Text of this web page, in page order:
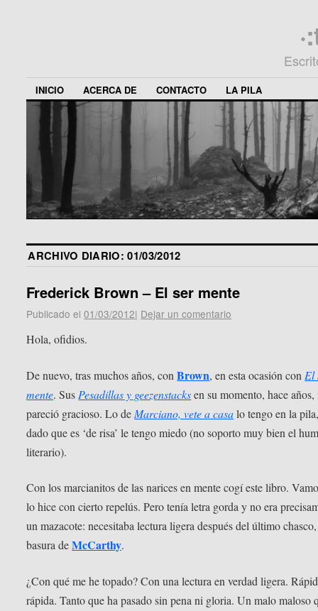
INICIO ACERCA DE CONTACTO LA PILA
ARCHIVO DIARIO:01/03/2012
Frederick Brown – El ser mente
Publicado el 01/03/2012| Dejar un comentario
Hola, ofidios.
De nuevo, tras muchos años, conBrown, en esta ocasión con El
mente. Sus Pesadillas y geezenstacksen su momento, hace años,
pareció gracioso. Lo de Marciano, vete a casalo tengo en la
dado que es ‘de risa’ le tengo miedo (no soporto muy bien el
literario).
Con los marcianitos de las narices en mente cogí este libro.
lo hice con cierto repelús. Pero tenía letra gorda y no era
un mazacote: necesitaba lectura ligera después del último
basura deMcCarthy.
¿Con qué me he topado? Con una lectura en verdad ligera.
rápida. Tanto que ha pasado sin pena ni gloria. Un malo maloso